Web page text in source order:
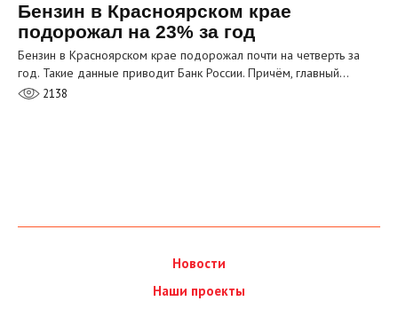
Бензин в Красноярском крае
подорожал на 23% за год
Бензин в Красноярском крае подорожал почти на четверть за
год. Такие данные приводит Банк России. Причём, главный…
2138
Новости
Наши проекты